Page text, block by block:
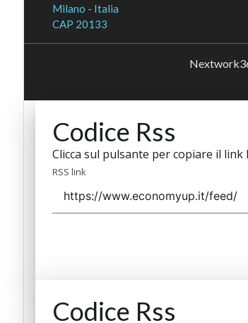
Milano - Italia
CAP 20133
Codice Rss
Clicca sul pulsante per copiare il link
RSS link
Codice Rss